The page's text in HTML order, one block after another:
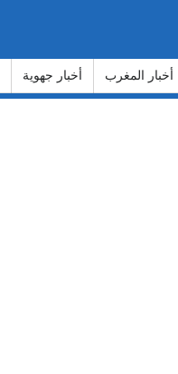
أخبار المغرب أخبار جهوية